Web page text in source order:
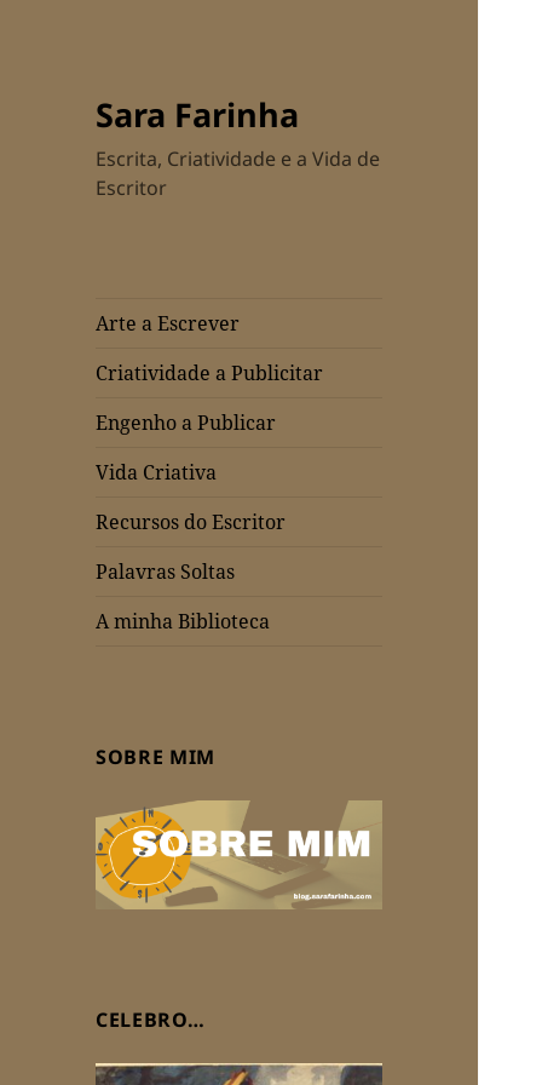
Sara Farinha
Escrita, Criatividade e a Vida de
Escritor
Arte a Escrever
Criatividade a Publicitar
Engenho a Publicar
Vida Criativa
Recursos do Escritor
Palavras Soltas
A minha Biblioteca
SOBRE MIM
CELEBRO…